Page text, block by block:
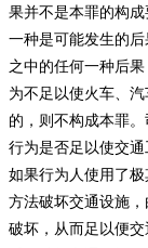
果并不是本罪的构
一种是可能发生的
之中的任何一种后
为不足以使火车、
的，则不构成本罪
行为是否足以使交通
如果行为人使用了
方法破坏交通设施
破坏，从而足以便